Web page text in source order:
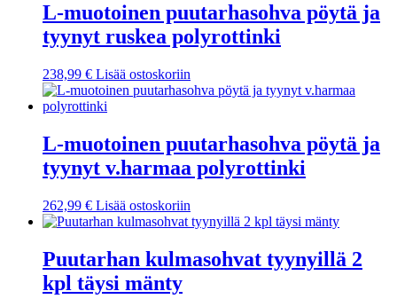
L-muotoinen puutarhasohva pöytä ja
tyynyt ruskea polyrottinki
238,99 € Lisää ostoskoriin
L-muotoinen puutarhasohva pöytä ja
tyynyt v.harmaa polyrottinki
262,99 € Lisää ostoskoriin
Puutarhan kulmasohvat tyynyillä 2
kpl täysi mänty